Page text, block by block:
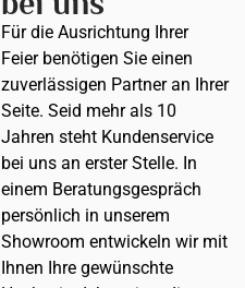
Für die Ausrichtung Ihrer
Feier benötigen Sie einen
zuverlässigen Partner an Ihrer
Seite. Seid mehr als 10
Jahren steht Kundenservice
bei uns an erster Stelle. In
einem Beratungsgespräch
persönlich in unserem
Showroom entwickeln wir mit
Ihnen Ihre gewünschte